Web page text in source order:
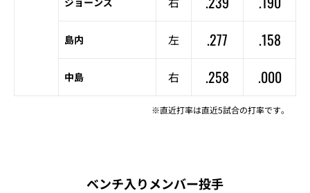
島内 左 .277 .158
中島 右 .258 .000
※直近打率は直近5試合の打率です。
ベンチ入りメンバー投手